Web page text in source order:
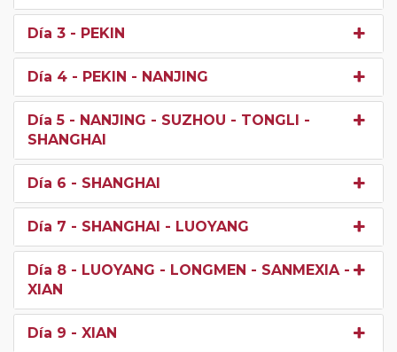
Día 3 - PEKIN
Día 4 - PEKIN - NANJING
Día 5 - NANJING - SUZHOU - TONGLI -
SHANGHAI
Día 6 - SHANGHAI
Día 7 - SHANGHAI - LUOYANG
Día 8 - LUOYANG - LONGMEN - SANMEXIA -
XIAN
Día 9 - XIAN